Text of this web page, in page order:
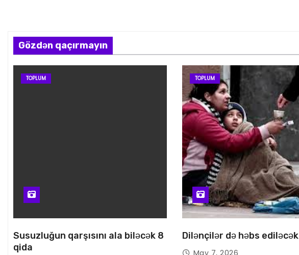
Gözdən qaçırmayın
TOPLUM
Susuzluğun qarşısını ala biləcək 8
qida
TOPLUM
Dilənçilər də həbs ediləcək
May 7, 2026